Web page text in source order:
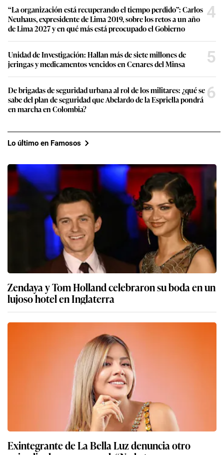
“La organización está recuperando el tiempo perdido”: Carlos
Neuhaus, expresidente de Lima 2019, sobre los retos a un año
de Lima 2027 y en qué más está preocupado el Gobierno
4
Unidad de Investigación: Hallan más de siete millones de
jeringas y medicamentos vencidos en Cenares del Minsa
5
De brigadas de seguridad urbana al rol de los militares: ¿qué se
sabe del plan de seguridad que Abelardo de la Espriella pondrá
en marcha en Colombia?
6
Lo último en Famosos
Zendaya y Tom Holland celebraron su boda en un
lujoso hotel en Inglaterra
Exintegrante de La Bella Luz denuncia otro